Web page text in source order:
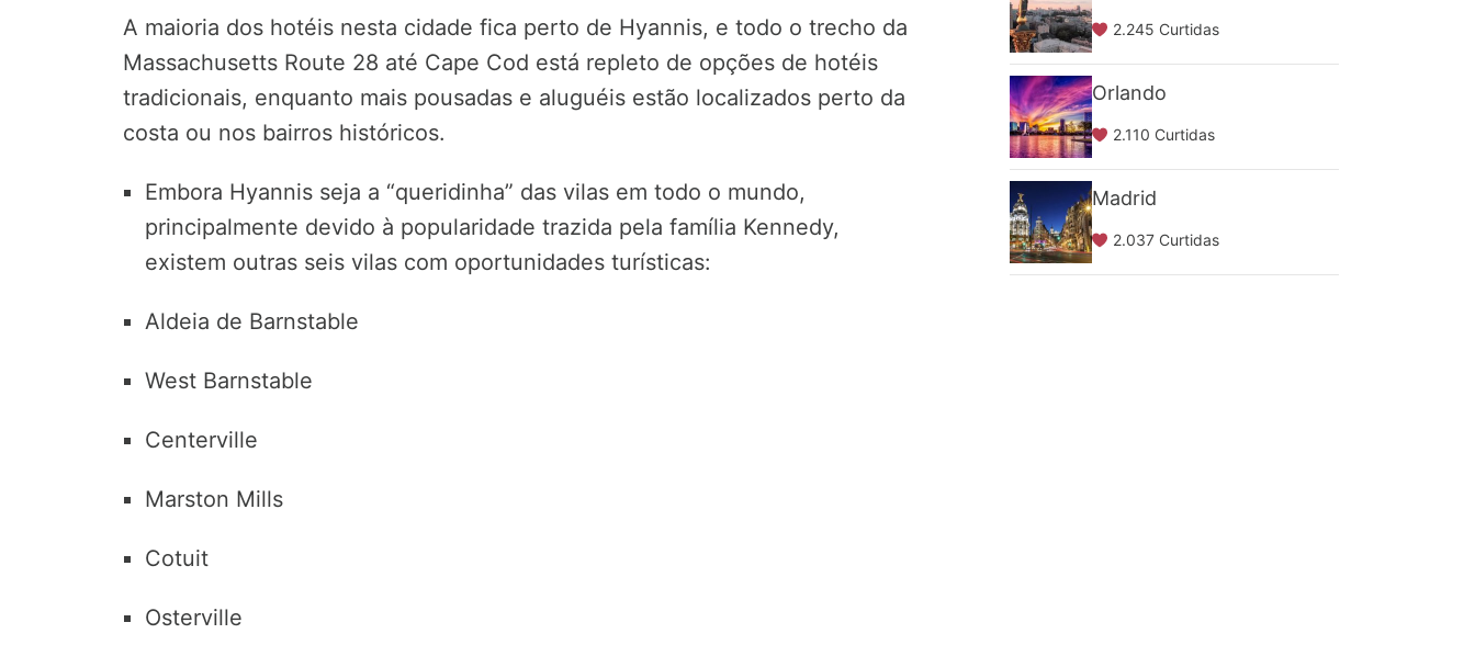
A maioria dos hotéis nesta cidade fica perto de Hyannis, e todo o trecho da
Massachusetts Route 28 até Cape Cod está repleto de opções de hotéis
tradicionais, enquanto mais pousadas e aluguéis estão localizados perto da
costa ou nos bairros históricos.
Embora Hyannis seja a “queridinha” das vilas em todo o mundo,
principalmente devido à popularidade trazida pela família Kennedy,
existem outras seis vilas com oportunidades turísticas:
Aldeia de Barnstable
West Barnstable
Centerville
Marston Mills
Cotuit
Osterville
2.245 Curtidas
Orlando
2.110 Curtidas
Madrid
2.037 Curtidas